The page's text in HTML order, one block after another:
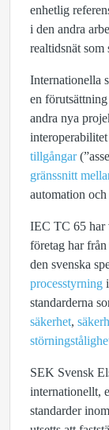
enhetlig
i den andra
realtidsnät
Internationella
en
andra nya
tillgångar
gränssnitt
automation
IEC TC 65 har
företag har
den svenska
processtyrning
standarderna
säkerhet,
SEK Svensk
internationellt,
standarder